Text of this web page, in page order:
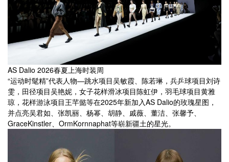
AS Dalio 2026春夏上海时装周
“运动时髦精”代表人物—跳水项目吴敏霞、陈若琳，兵乒球项目刘诗
雯，田径项目吴艳妮，女子花样滑冰项目陈虹伊，羽毛球项目黄雅
琼，花样游泳项目王芊懿等在2025年新加入AS Dalio的玫瑰星图，
并点亮吴君如、张凯丽、杨幂、胡静、戚薇、董洁、张馨予、
GraceKinstler、OrmKornnaphat等崭新疆土的星光。